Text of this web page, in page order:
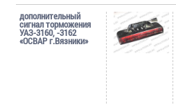
дополнительный
сигнал торможения
УАЗ-3160, -3162
«ОСВАР г.Вязники»